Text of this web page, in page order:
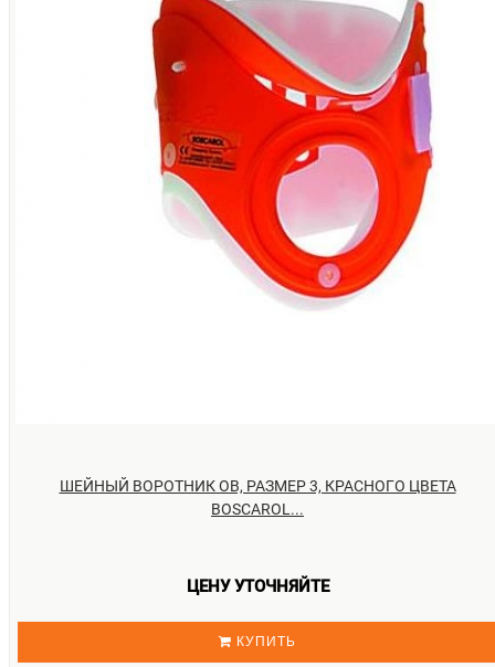
ШЕЙНЫЙ ВОРОТНИК OB, РАЗМЕР 3, КРАСНОГО ЦВЕТА
BOSCAROL...
ЦЕНУ УТОЧНЯЙТЕ
КУПИТЬ